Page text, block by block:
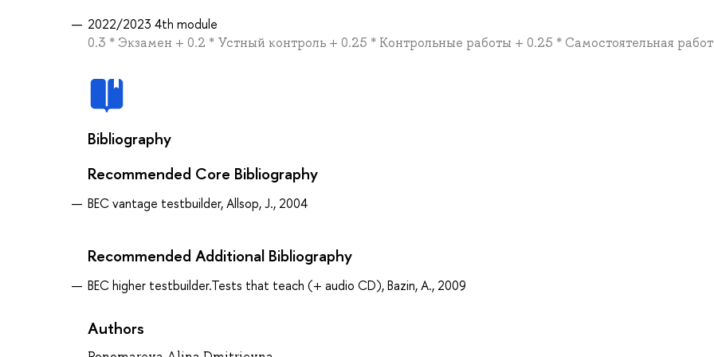
2022/2023 4th module
0.3 * Экзамен + 0.2 * Устный контроль + 0.25 * Контрольные работы + 0.25 * Самостоятельная
Bibliography
Recommended Core Bibliography
BEC vantage testbuilder, Allsop, J., 2004
Recommended Additional Bibliography
BEC higher testbuilder.Tests that teach (+ audio CD), Bazin, A., 2009
Authors